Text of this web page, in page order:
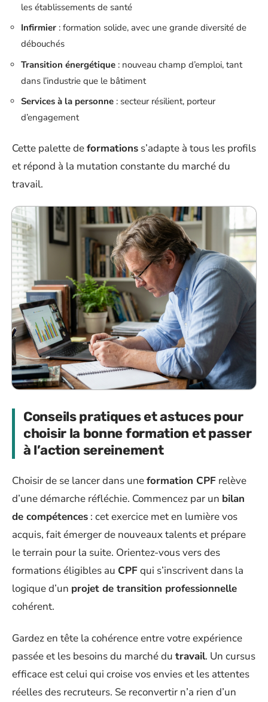
les établissements de santé
Infirmier : formation solide, avec une grande diversité de
débouchés
Transition énergétique : nouveau champ d’emploi, tant
dans l’industrie que le bâtiment
Services à la personne : secteur résilient, porteur
d’engagement
Cette palette deformations s’adapte à tous les profils
et répond à la mutation constante du marché du
travail.
Conseils pratiques et astuces pour
choisir la bonne formation et passer
à l’action sereinement
Choisir de se lancer dans uneformation CPF relève
d’une démarche réfléchie. Commencez par un bilan
de compétences : cet exercice met en lumière vos
acquis, fait émerger de nouveaux talents et prépare
le terrain pour la suite. Orientez-vous vers des
formations éligibles au CPFqui s’inscrivent dans la
logique d’un projet de transition professionnelle
cohérent.
Gardez en tête la cohérence entre votre expérience
passée et les besoins du marché du travail. Un cursus
efficace est celui qui croise vos envies et les attentes
réelles des recruteurs. Se reconvertir n’a rien d’un